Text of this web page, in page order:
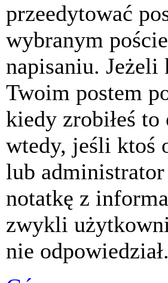
przeedytować
wybranym
napisaniu. Jeżeli
Twoim postem
kiedy zrobiłeś
wtedy, jeśli ktoś
lub administrator
notatkę z
zwykli
nie odpowiedział.